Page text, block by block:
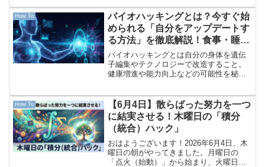
長く濃密な時間に感じている方も多いの
ではないでしょう...
How To
バイオハッキングとは？今すぐ始
められる「自分をアップデートす
る方法」を徹底解説！食事・睡眠
から最新技術まで
バイオハッキングとは自分の身体を遺伝
子編集やテクノロジーで改造すること。
健康増進や能力向上などの可能性を秘め
How To
【6月4日】散らばった努力を一つ
に結実させる！木曜日の「積分
（統合）ハック」
おはようございます！2026年6月4日、木
曜日の朝がやってきました。月曜日の
「点火（始動）」から始まり、火曜日の